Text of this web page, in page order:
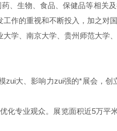
、生物、食品、保健品等相关
作的重视和不断投入，加之对
学、南京大学、贵州师范大学
大、影响力zui强的*展会，
专业观众。展览面积近5万平